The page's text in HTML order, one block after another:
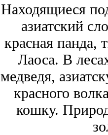
Находящиеся
азиатский
красная панда,
Лаоса. В
медведя,
красного
кошку.